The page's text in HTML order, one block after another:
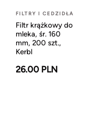
FILTRY I CEDZIDŁA
Filtr krążkowy do
mleka, śr. 160
mm, 200 szt.,
Kerbl
26.00 PLN